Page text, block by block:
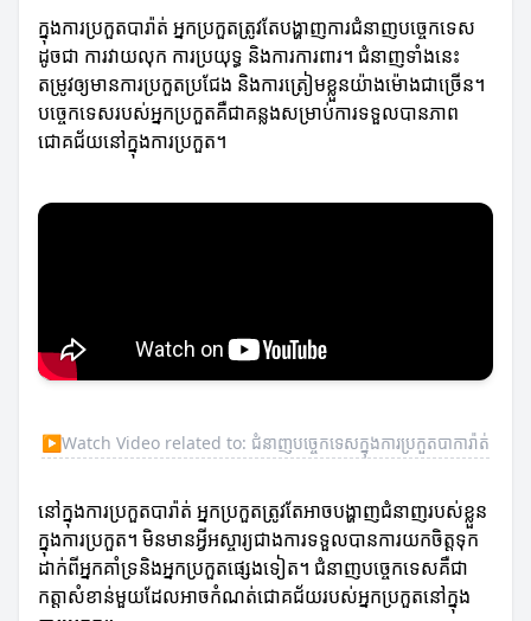
ក្នុងការប្រកួតបារ៉ាត់ អ្នកប្រកួតត្រូវតែបង្ហាញការជំនាញបច្ចេកទេស
ដូចជា ការវាយលុក ការប្រយុទ្ធ និងការការពារ។ ជំនាញទាំងនេះ
តម្រូវឲ្យមានការប្រកួតប្រជែង និងការត្រៀមខ្លួនយ៉ាងម៉ោងជាច្រើន។
បច្ចេកទេសរបស់អ្នកប្រកួតគឺជាគន្លងសម្រាប់ការទទួលបានភាព
ជោគជ័យនៅក្នុងការប្រកួត។
▶Watch Video related to: ជំនាញបច្ចេកទេសក្នុងការប្រកួតបាការ៉ាត់
នៅក្នុងការប្រកួតបារ៉ាត់ អ្នកប្រកួតត្រូវតែអាចបង្ហាញជំនាញរបស់ខ្លួន
ក្នុងការប្រកួត។ មិនមានអ្វីអស្ចារ្យជាងការទទួលបានការយកចិត្តទុក
ដាក់ពីអ្នកគាំទ្រនិងអ្នកប្រកួតផ្សេងទៀត។ ជំនាញបច្ចេកទេសគឺជា
កត្តាសំខាន់មួយដែលអាចកំណត់ជោគជ័យរបស់អ្នកប្រកួតនៅក្នុង